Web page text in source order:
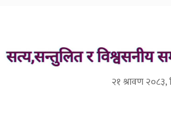
२१ श्रावण २०८३,